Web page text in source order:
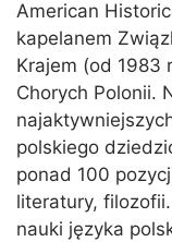
American
kapelanem
Krajem (od 1983
Chorych Polonii.
polskiego
ponad 100
literatury,
nauki języka